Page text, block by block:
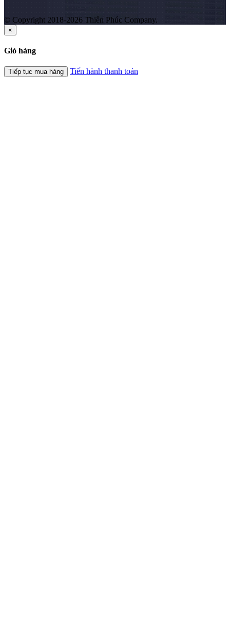
© Copyright 2018-2026 Thiên Phúc Company.
×
Giỏ hàng
Tiếp tục mua hàng Tiến hành thanh toán